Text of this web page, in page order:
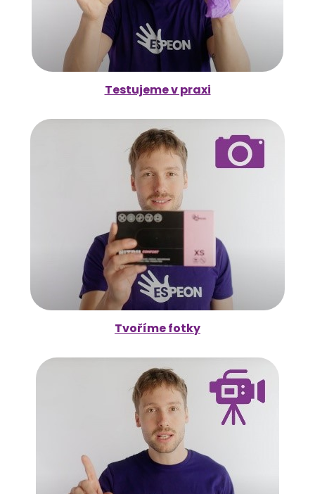
Testujeme v praxi
Tvoříme fotky